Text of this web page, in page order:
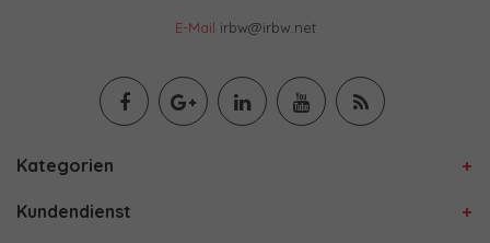
E-Mail irbw@irbw.net
Kategorien
Kundendienst